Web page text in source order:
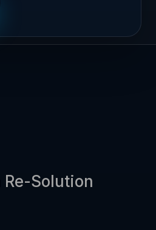
Re-Solution